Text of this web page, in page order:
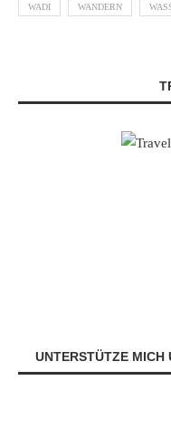
WADI WANDERN
UNTERSTÜTZE MICH